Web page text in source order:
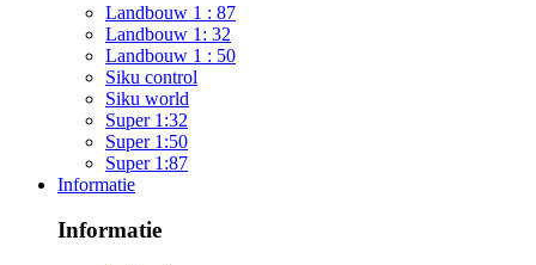
Landbouw 1 : 87
Landbouw 1: 32
Landbouw 1 : 50
Siku control
Siku world
Super 1:32
Super 1:50
Super 1:87
Informatie
Informatie